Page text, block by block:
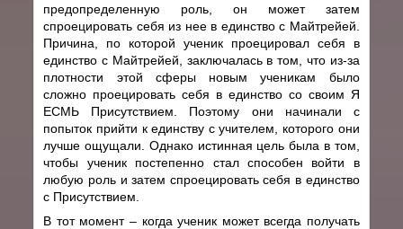
предопределенную роль, он может затем
спроецировать себя из нее в единство с Майтрейей.
Причина, по которой ученик проецировал себя в
единство с Майтрейей, заключалась в том, что из-за
плотности этой сферы новым ученикам было
сложно проецировать себя в единство со своим Я
ЕСМЬ Присутствием. Поэтому они начинали с
попыток прийти к единству с учителем, которого они
лучше ощущали. Однако истинная цель была в том,
чтобы ученик постепенно стал способен войти в
любую роль и затем спроецировать себя в единство
с Присутствием.
В тот момент – когда ученик может всегда получать